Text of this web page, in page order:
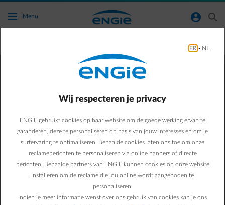
Ga naar de hoofdinhoud
Menu normal-account-circle search
Laat je ketel jaarlijks onderhouden door
ENGIE
Met een onderhoudscontract blijft je
installatie veilig, efficiënt en conform de
wetgeving.
Onderhoudscontract aanvragen
FR - NL
Wij respecteren je privacy
ENGIE gebruikt cookies op haar website om de goede werking ervan te
garanderen, deze te personaliseren op basis van jouw interesses en om je
surfervaring te optimaliseren. Bepaalde cookies laten ons toe om onze
reclameberichten te personaliseren via online banners of directe
berichten. Bepaalde partners van ENGIE kunnen cookies op onze website
installeren om de reclame die jou online wordt aangeboden te
personaliseren.
Indien je meer informatie wenst over ons gebruik van cookies kan je ons